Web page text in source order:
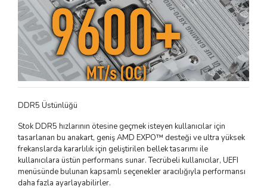
DDR5 Üstünlüğü
Stok DDR5 hızlarının ötesine geçmek isteyen kullanıcılar için
tasarlanan bu anakart, geniş AMD EXPO™ desteği ve ultra yüksek
frekanslarda kararlılık için geliştirilen bellek tasarımı ile
kullanıcılara üstün performans sunar. Tecrübeli kullanıcılar, UEFI
menüsünde bulunan kapsamlı seçenekler aracılığıyla performansı
daha fazla ayarlayabilirler.